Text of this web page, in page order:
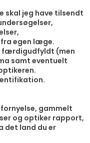
skal jeg have tilsendt
egen læge.
færdigudfyldt (men
samt eventuelt
gammelt
og optiker rapport,
det land du er